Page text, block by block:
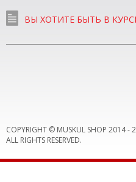
ВЫ ХОТИТЕ БЫТЬ В
COPYRIGHT © MUSKUL SHOP 2014 -
ALL RIGHTS RESERVED.